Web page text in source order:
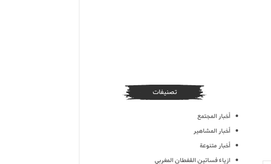
تصنيفات
أخبار المجتمع
أخبار المشاهير
أخبار متنوعة
ازياء فساتين القفطان المغربي